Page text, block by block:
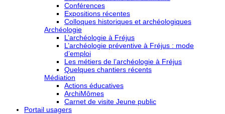
Conférences
Expositions récentes
Colloques historiques et archéologiques
Archéologie
L’archéologie à Fréjus
L’archéologie préventive à Fréjus : mode
d’emploi
Les métiers de l’archéologie à Fréjus
Quelques chantiers récents
Médiation
Actions éducatives
ArchiMômes
Carnet de visite Jeune public
Portail usagers